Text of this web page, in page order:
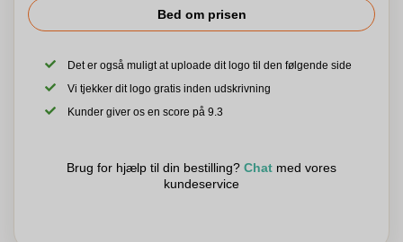
Bed om prisen
Det er også muligt at uploade dit logo til den følgende side
Vi tjekker dit logo gratis inden udskrivning
Kunder giver os en score på 9.3
Brug for hjælp til din bestilling? Chat med vores
kundeservice